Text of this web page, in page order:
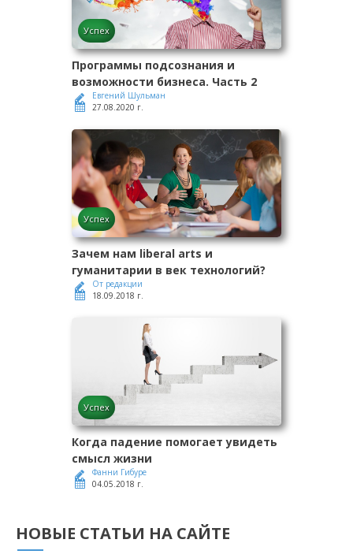
Успех
Программы подсознания и
возможности бизнеса. Часть 2
Евгений Шульман
27.08.2020 г.
Успех
Зачем нам liberal arts и
гуманитарии в век технологий?
От редакции
18.09.2018 г.
Успех
Когда падение помогает увидеть
смысл жизни
Фанни Гибуре
04.05.2018 г.
НОВЫЕ СТАТЬИ НА САЙТЕ